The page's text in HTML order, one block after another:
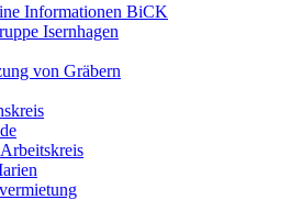
Informationen BiCK
Isernhagen
von Gräbern